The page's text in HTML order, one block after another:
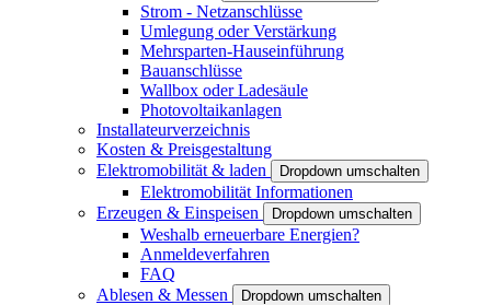
Strom - Netzanschlüsse
Umlegung oder Verstärkung
Mehrsparten-Hauseinführung
Bauanschlüsse
Wallbox oder Ladesäule
Photovoltaikanlagen
Installateurverzeichnis
Kosten & Preisgestaltung
Elektromobilität & laden
Dropdown umschalten
Elektromobilität Informationen
Erzeugen & Einspeisen
Dropdown umschalten
Weshalb erneuerbare Energien?
Anmeldeverfahren
FAQ
Ablesen & Messen
Dropdown umschalten